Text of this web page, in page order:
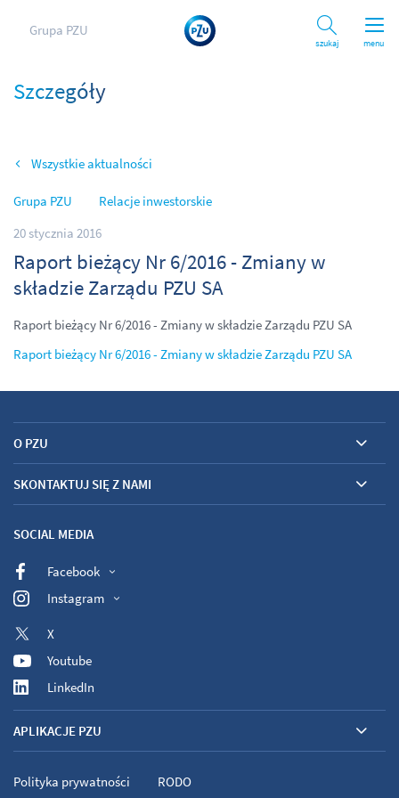
menu
Grupa PZU
Szukaj
Szczegóły
Wszystkie aktualności
Grupa PZU
Relacje inwestorskie
20 stycznia 2016
Raport bieżący Nr 6/2016 - Zmiany w
składzie Zarządu PZU SA
Raport bieżący Nr 6/2016 - Zmiany w składzie Zarządu PZU SA
Raport bieżący Nr 6/2016 - Zmiany w składzie Zarządu PZU SA
O PZU
SKONTAKTUJ SIĘ Z NAMI
SOCIAL MEDIA
Facebook
Instagram
X
Youtube
LinkedIn
APLIKACJE PZU
Polityka prywatności RODO